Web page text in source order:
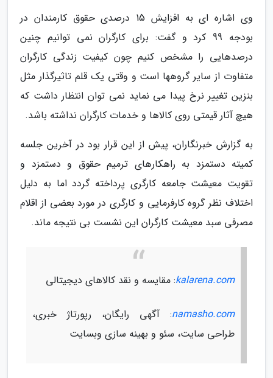
وی اشاره ای به افزایش 15 درصدی حقوق کارمندان در
بودجه 99 کرد و گفت: برای کارگران نمی توانیم چنین
درصدهایی را مشخص کنیم چون کیفیت زندگی کارگران
متفاوت از سایر گروهها است و وقتی یک قلم تاثیرگذار مثل
بنزین تغییر نرخ پیدا می نماید نمی توان انتظار داشت که
هیچ آثار قیمتی روی کالاها و خدمات کارگران نداشته باشد.
به گزارش خبرنگاران، پیش از این قرار بود در آخرین جلسه
کمیته دستمزد به راهکارهای ترمیم حقوق و دستمزد و
تقویت معیشت جامعه کارگری پرداخته گردد اما به دلیل
اختلاف نظر گروه کارفرمایی و کارگری در مورد بعضی از اقلام
مصرفی سبد معیشت کارگران این نشست بی نتیجه ماند.
kalarena.com: مقایسه و نقد کالاهای دیجیتالی
namasho.com: آگهی رایگان، رپورتاژ خبری،
طراحی سایت، سئو و بهینه سازی وبسایت